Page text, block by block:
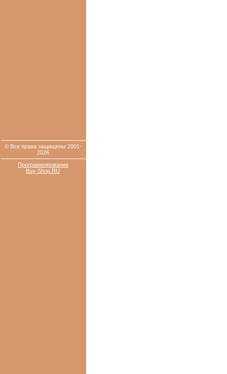
© Все права защищены 2001-
2026
Программирование
Buy-Shop.RU